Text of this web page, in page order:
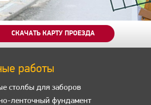
СКАЧАТЬ КАРТУ ПРОЕЗДА
работы
столбы для заборов
ленточный фундамент